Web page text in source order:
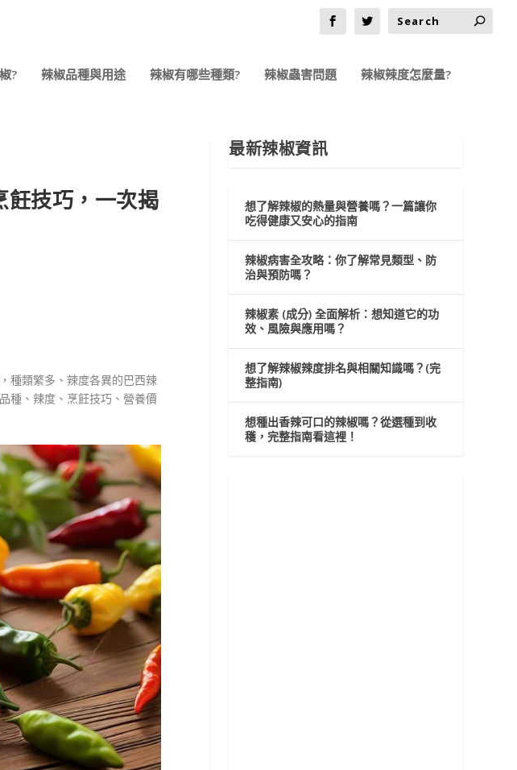
? 辣椒品種與用途 辣椒有哪些種類? 辣椒蟲害問題 辣椒辣度怎麼量?
飪技巧，一次揭
種類繁多、辣度各異的巴西辣
種、辣度、烹飪技巧、營養價
最新辣椒資訊
想了解辣椒的熱量與營養嗎？一篇讓你
吃得健康又安心的指南
辣椒病害全攻略：你了解常見類型、防
治與預防嗎？
辣椒素 (成分) 全面解析：想知道它的功
效、風險與應用嗎？
想了解辣椒辣度排名與相關知識嗎？(完
整指南)
想種出香辣可口的辣椒嗎？從選種到收
穫，完整指南看這裡！